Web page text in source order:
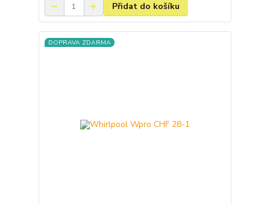
Přidat do košíku
DOPRAVA ZDARMA